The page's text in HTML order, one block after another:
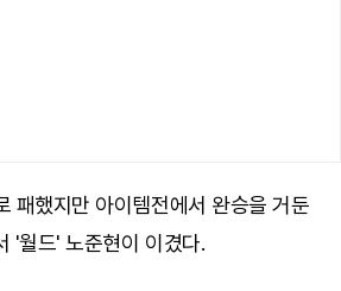
패했지만 아이템전에서 완승을 거둔
'월드' 노준현이 이겼다.